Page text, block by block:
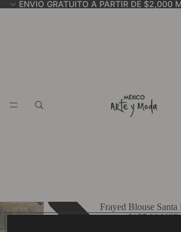
ENVIO GRATUITO A PARTIR DE $2,000
Frayed Blouse Santa
$157.00 USD